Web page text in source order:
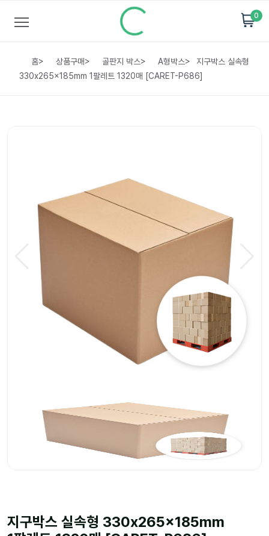
0
홈> 상품구매> 골판지 박스> A형박스>
지구박스 실속형
330x265x185mm 1팔레트 1320매 [CARET-P686]
지구박스 실속형 330x265x185mm